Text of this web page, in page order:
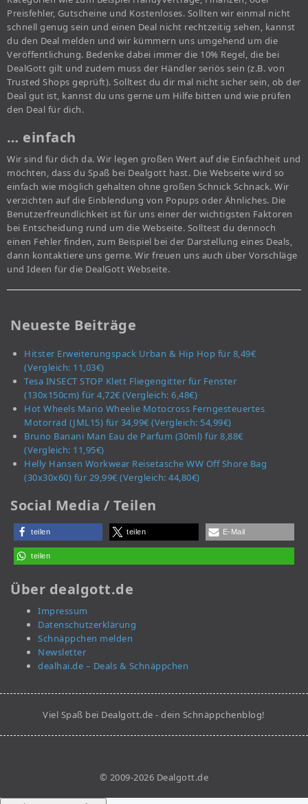
Preisfehler, Gutscheine und Kostenloses. Sollten wir einmal nicht
schnell genug sein und einen Deal nicht rechtzeitig sehen, kannst
du den Deal melden und wir kümmern uns umgehend um die
Veröffentlichung. Bedenke dabei immer die 10% Regel, die bei
DealGott gilt und zudem muss der Händler seriös sein (z.B. von
Trusted Shops geprüft). Solltest du dir mal nicht sicher sein, ob der
Deal gut ist, kannst du uns gerne um Hilfe bitten und wie prüfen
den Deal für dich.
… einfach
Wir sind für dich da. Wir legen großen Wert auf die Einfachheit und
möchten, dass du Spaß bei Dealgott hast. Die Webseite wird so
einfach wie möglich gehalten ohne großen Schnick Schnack. Wir
verzichten auf die Einblendung von Popups oder Ähnliches. Die
Benutzerfreundlichkeit ist für uns einer der wichtigsten Faktoren
bei Entscheidung rund um die Webseite. Solltest du dennoch
einen Fehler finden, zum Beispiel bei der Darstellung eines Deals,
dann kontaktiere uns gerne. Wir freuen uns auch über Vorschläge
und Ideen für die DealGott Webseite.
Neueste Beiträge
Hitster Erweiterungspack Urban & Hip Hop für 8,49€
(Vergleich: 11,03€)
Tesa INSECT STOP Klett Fliegengitter für Fenster
(130x150cm) für 4,72€ (Vergleich: 6,48€)
Hot Wheels Mario Wheelie Motocross Ferngesteuertes
Motorrad (JML15) für 34,99€ (Vergleich: 54,99€)
Bruno Banani Man Eau de Parfum (30ml) für 8,88€
(Vergleich: 11,95€)
Helly Hansen Workwear Reisetasche WW Off Shore Bag
(30x30x60) für 29,99€ (Vergleich: 44,80€)
Social Media / Teilen
teilen teilen E-Mail
teilen
Über dealgott.de
Impressum
Datenschutzerklärung
Schnäppchen melden
Newsletter
dealhai.de – Deals & Schnäppchen
Viel Spaß bei Dealgott.de - dein Schnäppchenblog!
© 2009-2026 Dealgott.de